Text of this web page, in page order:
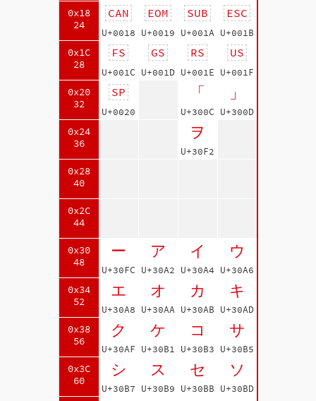
0x18
24
0x1C
28
0x20
32
0x24
36
0x28
40
0x2C
44
0x30
48
0x34
52
0x38
56
0x3C
60
CAN
U+0018
EOM
U+0019
SUB
U+001A
ESC
U+001B
FS
U+001C
GS
U+001D
RS
U+001E
US
U+001F
SP
U+0020
「
U+300C
」
U+300D
ヲ
U+30F2
ー
U+30FC
ア
U+30A2
イ
U+30A4
ウ
U+30A6
エ
U+30A8
オ
U+30AA
カ
U+30AB
キ
U+30AD
ク
U+30AF
ケ
U+30B1
コ
U+30B3
サ
U+30B5
シ
U+30B7
ス
U+30B9
セ
U+30BB
ソ
U+30BD